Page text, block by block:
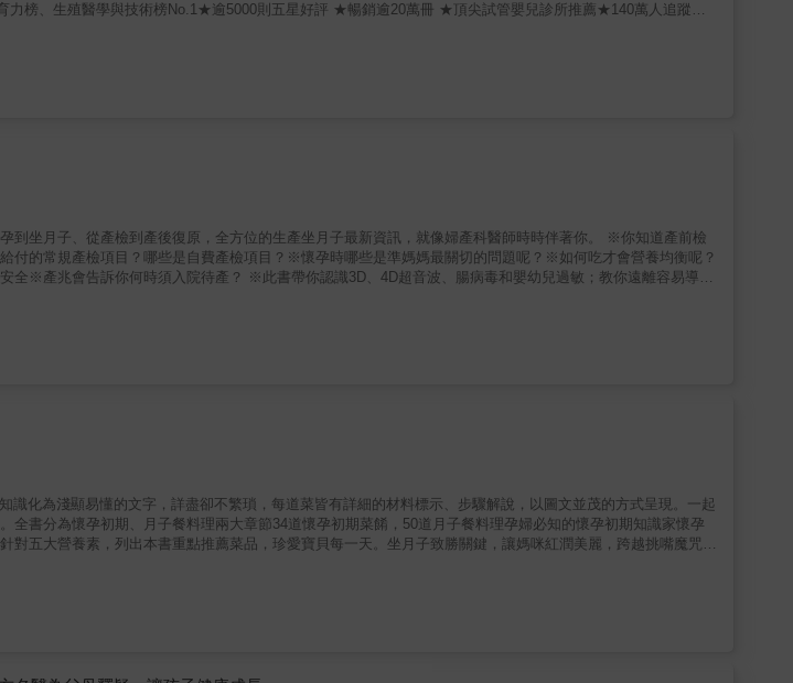
力榜、生殖醫學與技術榜No.1★逾5000則五星好評 ★暢銷逾20萬冊 ★頂尖試管嬰兒診所推薦★140萬人追蹤
準備做人工授精或試管嬰兒★如果妳想趁年輕先凍卵★如果妳想要懷孕，但至少有以下其中之一的症狀：．高
宮內膜異位症 ．卵巢早衰．自體免疫疾病患者★如果妳希望另一半是妳的最佳隊友，提升他的精子品
麼是「卵子品質」？卵子品質就是「卵子在受精後能順利懷孕的潛力」，但是──大多數的受精卵根本就沒有這
持續成長的潛能會大打折扣，結果就是無法懷孕或流產──甚至是在女性都沒有發現自己懷孕時就流掉了。卵子
──卵子染色體的異常，大多「不是」累積20、30、40年而來的，而是發生在排卵前的黃金3個月！很多人都認
天生的，且品質隨年齡增長而大幅衰落！事實是，「老化」只是創造了讓卵子容易在排卵之前「成熟過程」出錯
的因素很多，事實上，現代生活的年輕女性，卵子染色體的問題比我們以為的更常見，35歲以下的女性，有高
她們就算沒有生育方面的障礙，也常常要「再等」「下一次的排卵週期」到來！美澳最受信賴生育專家、百萬
卵成功得子和最新科研與動人實證，教你揪出毒物、擇食、吃對關鍵補充劑，全面優化卵子品質！★成長中的卵
有超過15000個粒線體，高出其他細胞10倍以上；一旦卵子粒線體受損，導致ATP能量不足，卵子和胚胎發育就
生活中的雙酚A、塑化劑，以及其他容易讓染色體出錯並導致不孕、流產的毒素：這些毒素怎樣搞壞妳的懷孕計
得神經質，以免情緒造成生理負擔？★妳和醫生都不一定會想到，卻跟不孕和流產很有關聯的4大症狀：維生素
合維生素」孕前3個月盡早吃，若妳的產前綜合維生素「葉酸」含量較少，再額外補充400微克的「葉酸鈣」或
了產前綜合維生素之外，只想再多吃一種補充劑，建議選擇「輔酶Q10」──可以增進卵子獲得細胞能量！．要
，反而更不容易受孕。．生育診所常推薦卵巢早衰問題或有年齡相關不孕問題的女性，服用「DHEA荷爾蒙」來
卵巢症候群的人卻必須避免。 ．網路常推薦的「蜂王乳」、「精胺酸」其實不能養卵，反而有損卵子品質。★
量和質都提升：．控醣飲食平衡血糖和胰島素：研究顯示，高血糖讓懷孕率低7倍；胰島素抗阻會增加流產風
需的抗氧化劑、減少發炎，助卵子發育，降低流產機率。．有自體免疫疾病、子宮內膜異位症或曾因免疫因素流
質和其他可能會造成自體免疫問題的食物，像是穀類、堅果、蛋、黃豆……。 ．懷孕前，偶爾小酌不至於大幅
酒會增加流產風險，最保險的做法還是：想懷孕時就開始遠離。．雖然完全停止喝咖啡或茶不是首要之務，但留
！精子品質影響懷孕率和遺傳病，有生育問題的女性比一般女性更需要品質良好的精子，因為妳品質精良的卵子
次機會！一般認為懷不上孩子大多是女性的問題，這是因為療程、藥物、注射等大部分治療都是針對女性，才帶
孕問題幾乎占了50％！若一對伴侶很想要有孩子，男女雙方都有責任要努力！男性的精子品質、活動力在35歲
數男性來說，精子品質可以透過補充劑來掌控，還可以透過一些簡單方法來加強抗氧化──★可以補充的基礎補
因為含有的硒較多。．若之前伴侶已有反覆流產的狀況，含有「甲基葉酸」的綜合維生素就很重要，因為反覆流
是有關聯的。．補充輔酶Q10可預防DNA氧化。★若確定精子品質有問題：進一步添加補充能改善精子品質的補
到坐月子、從產檢到產後復原，全方位的生產坐月子最新資訊，就像婦產科醫師時時伴著你。 ※你知道產前檢
付的常規產檢項目？哪些是自費產檢項目？※懷孕時哪些是準媽媽最關切的問題呢？※如何吃才會營養均衡呢？
※產兆會告訴你何時須入院待產？ ※此書帶你認識3D、4D超音波、腸病毒和嬰幼兒過敏；教你遠離容易導致
媽的叮嚀，坐月子期間的保健──傷口照護，成功哺餵母乳的技巧，母乳的儲存，奶瓶選擇與消毒，甚至產後營
均包含，將常見的Q&A如同親臨診間問診般，幫你排憂解惑。 暢銷新版內容編排圖文並茂並增加了最新的資
2-4孕婦少吃糖，好處多多4-3孕婦產後身體清潔4-6產後乳腺炎的照護4-9嬰兒安撫技巧4-12新生兒黃疸4-16兒童牙
識化為淺顯易懂的文字，詳盡卻不繁瑣，每道菜皆有詳細的材料標示、步驟解說，以圖文並茂的方式呈現。一起
全書分為懷孕初期、月子餐料理兩大章節34道懷孕初期菜餚，50道月子餐料理孕婦必知的懷孕初期知識家懷孕
對五大營養素，列出本書重點推薦菜品，珍愛寶貝每一天。坐月子致勝關鍵，讓媽咪紅潤美麗，跨越挑嘴魔咒！
倒！詳盡卻不繁瑣，每道菜皆有詳細的材料標示、步驟解說，以圖文並茂的方式呈現。一起用美味的料理，寵愛